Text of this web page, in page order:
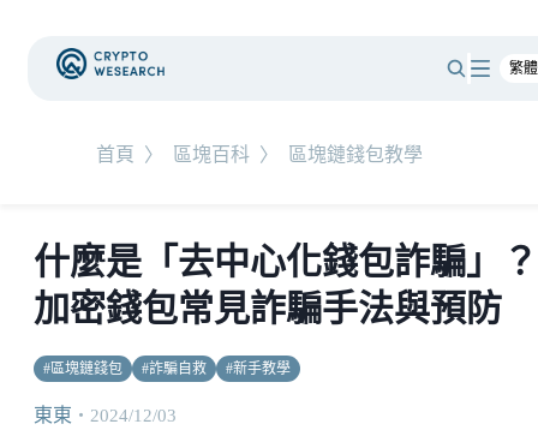
首頁 〉 區塊百科 〉 區塊鏈錢包教學
什麼是「去中心化錢包詐騙」？
加密錢包常見詐騙手法與預防
#區塊鏈錢包 #詐騙自救 #新手教學
東東 ・ 2024/12/03